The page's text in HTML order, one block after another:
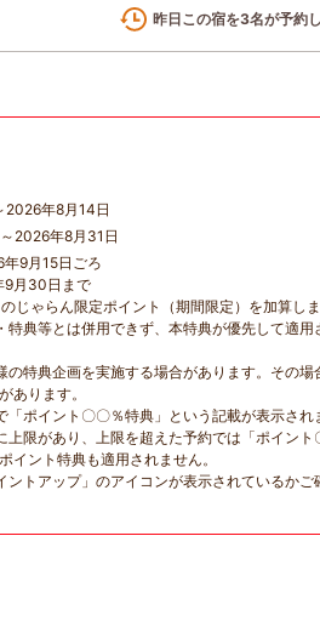
昨日この宿を3名が予約
2026年8月14日
2026年8月31日
年9月15日ごろ
9月30日まで
じゃらん限定ポイント（期間限定）を加算しま
典等とは併用できず、本特典が優先して適用
特典企画を実施する場合があります。その場
あります。
ポイント〇〇％特典」という記載が表示され
限があり、上限を超えた予約では「ポイント
イント特典も適用されません。
トアップ」のアイコンが表示されているかご